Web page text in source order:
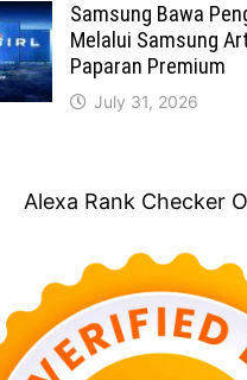
Samsung Bawa
Melalui Samsung
Paparan Premium
July 31, 2026
Alexa Rank Checker